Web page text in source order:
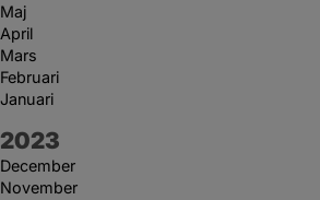
Maj
April
Mars
Februari
Januari
År:
2023
December
November